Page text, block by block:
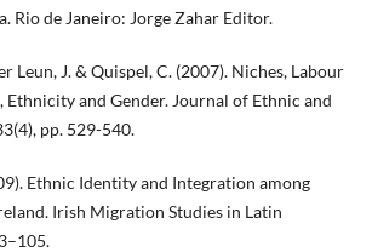
Rio de Janeiro: Jorge Zahar Editor.
Leun, J. & Quispel, C. (2007). Niches, Labour
Ethnicity and Gender. Journal of Ethnic and
pp. 529-540.
Ethnic Identity and Integration among
Irish Migration Studies in Latin